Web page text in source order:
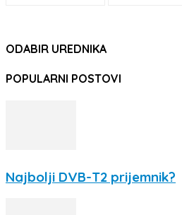
ODABIR UREDNIKA
POPULARNI POSTOVI
Najbolji DVB-T2 prijemnik?